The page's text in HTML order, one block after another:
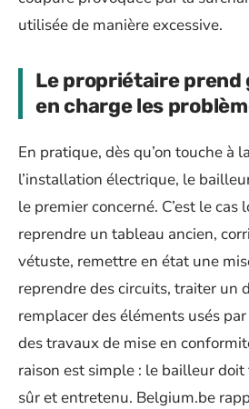
utilisée de manière excessive.
Le propriétaire prend
en charge les
En pratique, dès qu’on touche à
l’installation électrique, le
le premier concerné. C’est le cas
reprendre un tableau ancien,
vétuste, remettre en état une
reprendre des circuits, traiter un
remplacer des éléments usés par
des travaux de mise en
raison est simple : le bailleur
sûr et entretenu. Belgium.be